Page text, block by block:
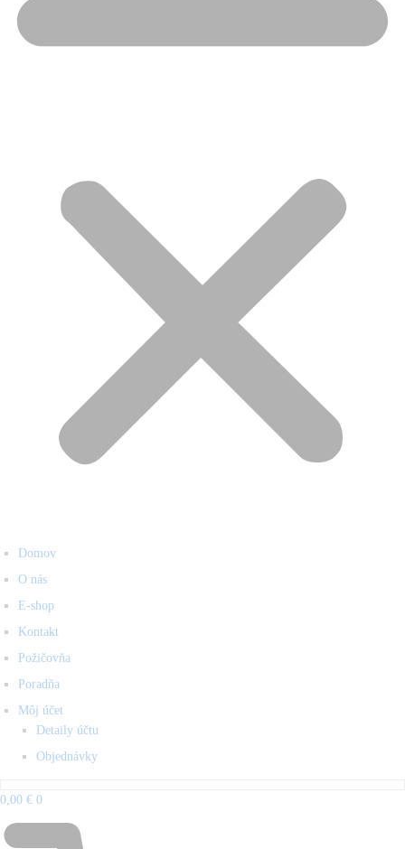
Domov
O nás
E-shop
Kontakt
Požičovňa
Poradňa
Môj účet
Detaily účtu
Objednávky
0,00 € 0